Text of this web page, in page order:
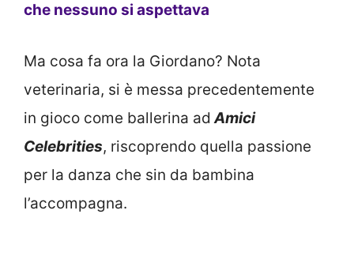
che nessuno si aspettava
Ma cosa fa ora la Giordano? Nota
veterinaria, si è messa precedentemente
in gioco come ballerina adAmici
Celebrities, riscoprendo quella passione
per la danza che sin da bambina
l’accompagna.